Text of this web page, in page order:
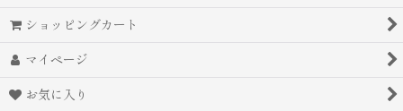
ショッピングカート
マイページ
お気に入り